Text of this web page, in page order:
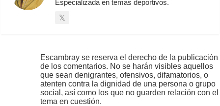
Especializada en temas deportivos.
Escambray se reserva el derecho de la publicación
de los comentarios. No se harán visibles aquellos
que sean denigrantes, ofensivos, difamatorios, o
atenten contra la dignidad de una persona o grupo
social, así como los que no guarden relación con el
tema en cuestión.